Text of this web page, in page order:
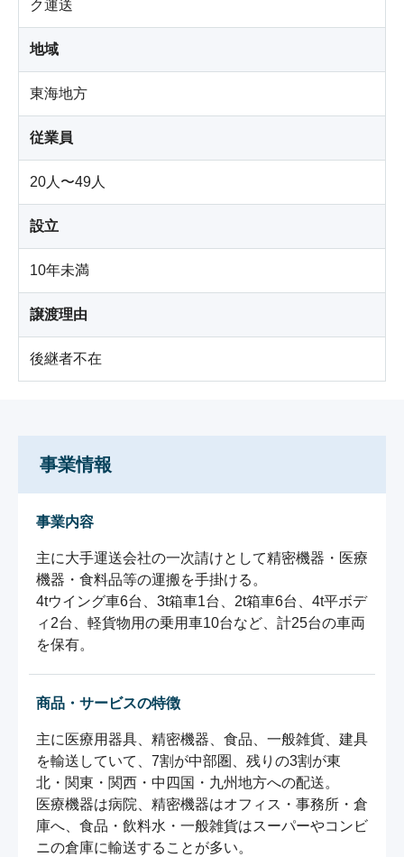
ク運送
地域
東海地方
従業員
20人〜49人
設立
10年未満
譲渡理由
後継者不在
事業情報
事業内容
主に大手運送会社の一次請けとして精密機器・医療
機器・食料品等の運搬を手掛ける。
4tウイング車6台、3t箱車1台、2t箱車6台、4t平ボデ
ィ2台、軽貨物用の乗用車10台など、計25台の車両
商品・サービスの特徴
主に医療用器具、精密機器、食品、一般雑貨、建具
を輸送していて、7割が中部圏、残りの3割が東
北・関東・関西・中四国・九州地方への配送。
医療機器は病院、精密機器はオフィス・事務所・倉
庫へ、食品・飲料水・一般雑貨はスーパーやコンビ
ニの倉庫に輸送することが多い。